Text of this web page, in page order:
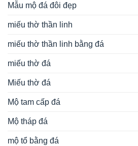
Mẫu mộ đá đôi đẹp
miếu thờ thần linh
miếu thờ thần linh bằng đá
miếu thờ đá
Miếu thờ đá
Mộ tam cấp đá
Mộ tháp đá
mộ tổ bằng đá